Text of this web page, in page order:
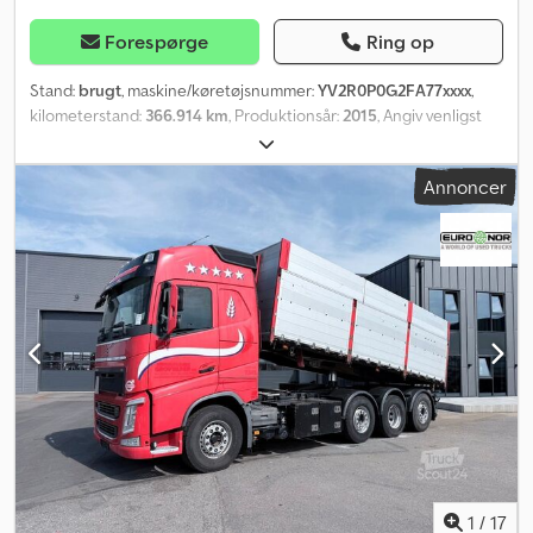
Forespørge Ring op
Stand: brugt, maskine/køretøjsnummer:YV2R0P0G2FA77xxxx,
kilometerstand: 366.914 km, Produktionsår:2015, Angiv venligst
referencenummer ved forespørgsel: 22632
Køretøjsspecifikationer: Modelår: 2015 366.914 km (angivet som
retningslinje) EU-godkendelse gyldig til: 16.05.26 8x4 Euro 6 I-shift
751 HK 13.000 kg nyttelast Tip Sidefældbare døre Affjedring: fuld
luft Dæk (se billeder) Webasto Køleskab Løft på 4. aksel Seng Lys
Klimaanlæg/AC Klar til levering Kranspecifikationer: Modelår: 2014
Palfinger PK 27002 SH Certificeret til: 26.08. 26 tm Palfinger-kran
Forberedt til ekstra hydraulik / størrelsesm. 5 hydrauliske udskud
2-joystik fjernbetjening Støtteben Power Link Plus-funktion Klar
til levering Beskrivelse: Vi har en Volvo FH16 8x4 kranbil fra 2015
med Palfinger-kran (26 tm) fra 2014 og ekstra hydraulik til salg.
Ifølge ejer fungerer alt fejlfrit. Kilometerstanden kan stige lidt da
bilen bruges ugentligt. Da teksten stammer fra 2015, kan der
forekomme fejl og udeladelser. Driften er midlertidigt indstillet.
Klar til levering. Km: 366914 HK: 751 Registreringssyn: Ja Dwedpfx
Aszqlqtjfwoa EU-godkendt til: 16.05.2026 Egenvægt: 19100
Annoncer
1 / 17